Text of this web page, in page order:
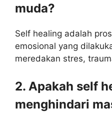
muda?
Self healing adalah
emosional yang
meredakan stres,
2. Apakah self
menghindari